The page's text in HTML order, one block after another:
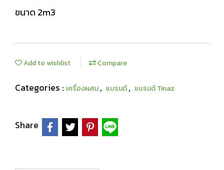
ขนาด 2m3
Add to wishlist Compare
Categories : เครื่องผสม, แบรนด์, แบรนด์ Tinaz
Share